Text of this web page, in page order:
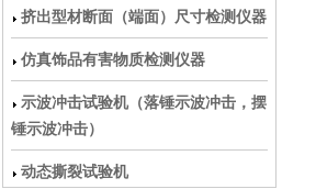
挤出型材断面（端面）尺寸检测仪器
仿真饰品有害物质检测仪器
示波冲击试验机（落锤示波冲击，摆
锤示波冲击）
动态撕裂试验机